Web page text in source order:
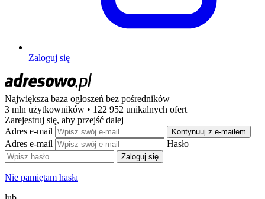
Zaloguj się
Największa baza ogłoszeń bez pośredników
3 mln użytkowników • 122 952 unikalnych ofert
Zarejestruj się, aby przejść dalej
Adres e-mail
Kontynuuj z e-mailem
Adres e-mail Hasło
Zaloguj się
Nie pamiętam hasła